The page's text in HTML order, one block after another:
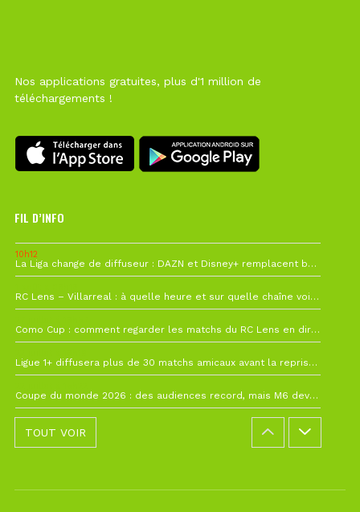
Nos applications gratuites, plus d'1 million de
téléchargements !
FIL D’INFO
10h12
La Liga change de diffuseur : DAZN et Disney+ remplacent beIN Sports !
RC Lens – Villarreal : à quelle heure et sur quelle chaîne voir la finale de la Como Cup ?
Como Cup : comment regarder les matchs du RC Lens en direct ?
Ligue 1+ diffusera plus de 30 matchs amicaux avant la reprise de la Ligue 1
Coupe du monde 2026 : des audiences record, mais M6 devrait perdre très gros !
TOUT VOIR